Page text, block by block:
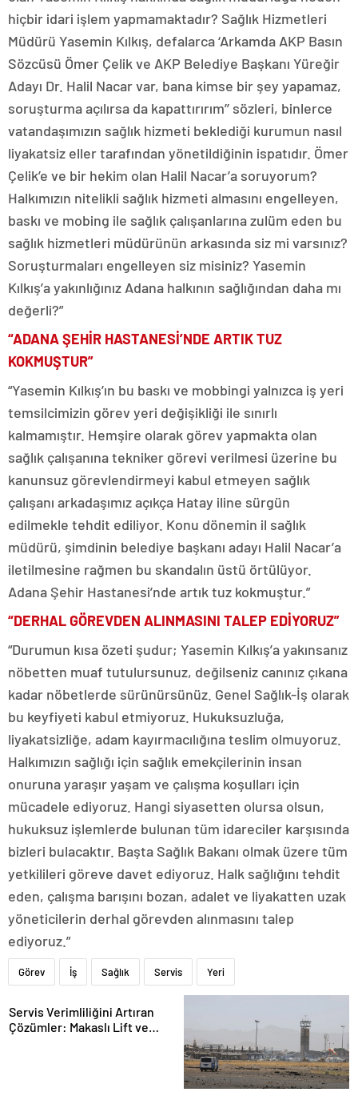
hiçbir idari işlem yapmamaktadır? Sağlık Hizmetleri
Müdürü Yasemin Kılkış, defalarca ‘Arkamda AKP Basın
Sözcüsü Ömer Çelik ve AKP Belediye Başkanı Yüreğir
Adayı Dr. Halil Nacar var, bana kimse bir şey yapamaz,
soruşturma açılırsa da kapattırırım’’ sözleri, binlerce
vatandaşımızın sağlık hizmeti beklediği kurumun nasıl
liyakatsiz eller tarafından yönetildiğinin ispatıdır. Ömer
Çelik’e ve bir hekim olan Halil Nacar’a soruyorum?
Halkımızın nitelikli sağlık hizmeti almasını engelleyen,
baskı ve mobing ile sağlık çalışanlarına zulüm eden bu
sağlık hizmetleri müdürünün arkasında siz mi varsınız?
Soruşturmaları engelleyen siz misiniz? Yasemin
Kılkış’a yakınlığınız Adana halkının sağlığından daha mı
değerli?”
“ADANA ŞEHİR HASTANESİ’NDE ARTIK TUZ
KOKMUŞTUR”
“Yasemin Kılkış’ın bu baskı ve mobbingi yalnızca iş yeri
temsilcimizin görev yeri değişikliği ile sınırlı
kalmamıştır. Hemşire olarak görev yapmakta olan
sağlık çalışanına tekniker görevi verilmesi üzerine bu
kanunsuz görevlendirmeyi kabul etmeyen sağlık
çalışanı arkadaşımız açıkça Hatay iline sürgün
edilmekle tehdit ediliyor. Konu dönemin il sağlık
müdürü, şimdinin belediye başkanı adayı Halil Nacar’a
iletilmesine rağmen bu skandalın üstü örtülüyor.
Adana Şehir Hastanesi’nde artık tuz kokmuştur.”
“DERHAL GÖREVDEN ALINMASINI TALEP EDİYORUZ”
“Durumun kısa özeti şudur; Yasemin Kılkış’a yakınsanız
nöbetten muaf tutulursunuz, değilseniz canınız çıkana
kadar nöbetlerde sürünürsünüz. Genel Sağlık-İş olarak
bu keyfiyeti kabul etmiyoruz. Hukuksuzluğa,
liyakatsizliğe, adam kayırmacılığına teslim olmuyoruz.
Halkımızın sağlığı için sağlık emekçilerinin insan
onuruna yaraşır yaşam ve çalışma koşulları için
mücadele ediyoruz. Hangi siyasetten olursa olsun,
hukuksuz işlemlerde bulunan tüm idareciler karşısında
bizleri bulacaktır. Başta Sağlık Bakanı olmak üzere tüm
yetkilileri göreve davet ediyoruz. Halk sağlığını tehdit
eden, çalışma barışını bozan, adalet ve liyakatten uzak
yöneticilerin derhal görevden alınmasını talep
ediyoruz.”
Görev İş Sağlık Servis Yeri
Servis Verimliliğini Artıran
Çözümler: Makaslı Lift ve